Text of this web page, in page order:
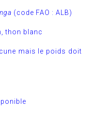
(code FAO : ALB)
thon blanc
mais le poids doit